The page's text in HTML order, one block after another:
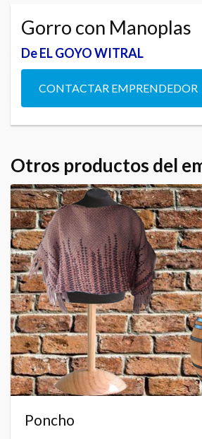
Gorro con Manoplas
De EL GOYO WITRAL
CONTACTAR EMPRENDEDOR
Otros productos del
Poncho